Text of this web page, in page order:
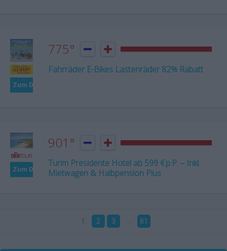
Zum Deal
775°  
Fahrräder E-Bikes Lastenräder 82% Rabatt
Zum Deal
901°  
Turim Presidente Hotel ab 599 € p.P. – Inkl.
Mietwagen & Halbpension Plus
1 2 3 … 81